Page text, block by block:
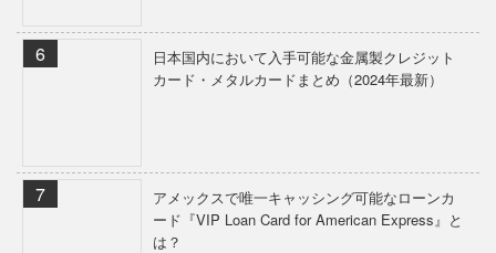
日本国内において入手可能な金属製クレジット
カード・メタルカードまとめ（2024年最新）
アメックスで唯一キャッシング可能なローンカ
ード『VIP Loan Card for American Express』と
は？